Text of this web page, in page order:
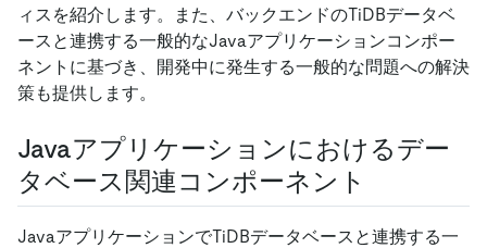
ィスを紹介します。また、バックエンドのTiDBデータベ
ースと連携する一般的なJavaアプリケーションコンポー
ネントに基づき、開発中に発生する一般的な問題への解決
策も提供します。
Javaアプリケーションにおけるデー
タベース関連コンポーネント
JavaアプリケーションでTiDBデータベースと連携する一